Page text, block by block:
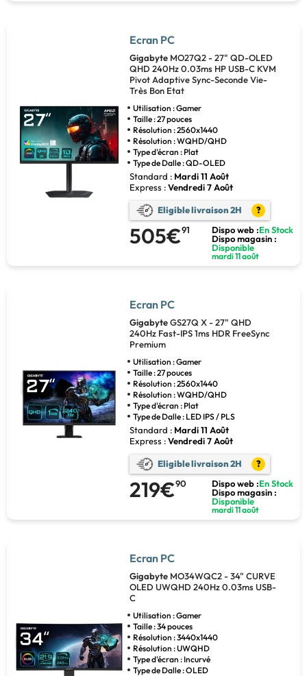
Ecran PC
Gigabyte MO27Q2 - 27" QD-OLED
QHD 240Hz 0.03ms HP USB-C KVM
Pivot Adaptive Sync-Seconde Vie-
Très Bon Etat
Utilisation : Gamer
Taille : 27 pouces
Résolution : 2560x1440
Résolution : WQHD/QHD
Type d'écran : Plat
Type de Dalle : QD-OLED
Standard : Mardi 11 Août
Express :Vendredi 7 Août
Eligible livraison 2H ?
505€91 Dispo web :En Stock
Dispo magasin :
Disponible
mardi 11 août
Ecran PC
GigabyteGS27Q X - 27" QHD
240Hz Fast-IPS 1ms HDR FreeSync
Premium
Utilisation : Gamer
Taille : 27 pouces
Résolution : 2560x1440
Résolution : WQHD/QHD
Type d'écran : Plat
Type de Dalle : LED IPS / PLS
Standard : Mardi 11 Août
Express :Vendredi 7 Août
Eligible livraison 2H ?
219€90 Dispo web :En Stock
Dispo magasin :
Disponible
mardi 11 août
Ecran PC
Gigabyte MO34WQC2 - 34" CURVE
OLED UWQHD 240Hz 0.03ms USB-
C
Utilisation : Gamer
Taille : 34 pouces
Résolution : 3440x1440
Résolution : UWQHD
Type d'écran : Incurvé
Type de Dalle : OLED